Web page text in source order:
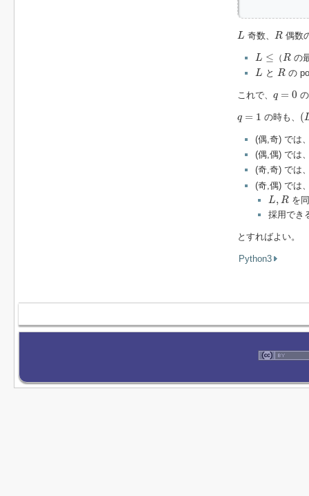
L
L 奇数、 R
R偶数
L ≤
L≤ （ R
Rの
L
L と R
Rの
これで、 q = 0
q = 1 の時も、 (
( L
(偶,奇) では
(偶,偶) では
(奇,奇) では
(奇,偶) では
L, R
L R を同
採用でき
とすればよい。
Python3